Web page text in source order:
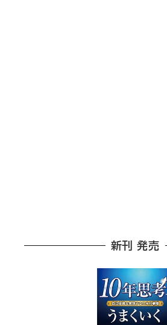
新刊 発売